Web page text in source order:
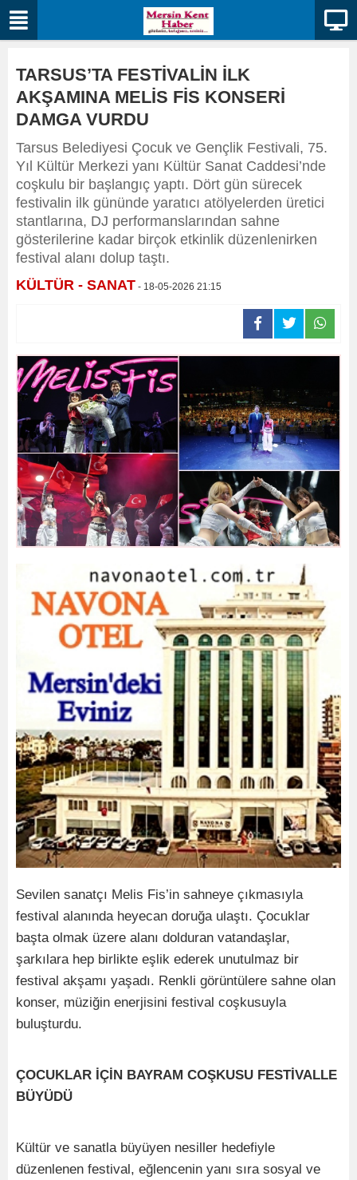
TARSUS’TA FESTİVALİN İLK
AKŞAMINA MELİS FİS KONSERİ
DAMGA VURDU
Tarsus Belediyesi Çocuk ve Gençlik Festivali, 75.
Yıl Kültür Merkezi yanı Kültür Sanat Caddesi’nde
coşkulu bir başlangıç yaptı. Dört gün sürecek
festivalin ilk gününde yaratıcı atölyelerden üretici
stantlarına, DJ performanslarından sahne
gösterilerine kadar birçok etkinlik düzenlenirken
festival alanı dolup taştı.
KÜLTÜR - SANAT - 18-05-2026 21:15
Sevilen sanatçı Melis Fis’in sahneye çıkmasıyla
festival alanında heyecan doruğa ulaştı. Çocuklar
başta olmak üzere alanı dolduran vatandaşlar,
şarkılara hep birlikte eşlik ederek unutulmaz bir
festival akşamı yaşadı. Renkli görüntülere sahne olan
konser, müziğin enerjisini festival coşkusuyla
buluşturdu.
ÇOCUKLAR İÇİN BAYRAM COŞKUSU FESTİVALLE
BÜYÜDÜ
Kültür ve sanatla büyüyen nesiller hedefiyle
düzenlenen festival, eğlencenin yanı sıra sosyal ve